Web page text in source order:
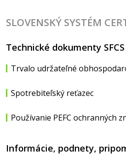
SLOVENSKÝ SYSTÉM
Technické dokumenty SFCS
Trvalo udržateľné
Spotrebiteľský reťazec
Používanie PEFC ochranných
Informácie, podnety,